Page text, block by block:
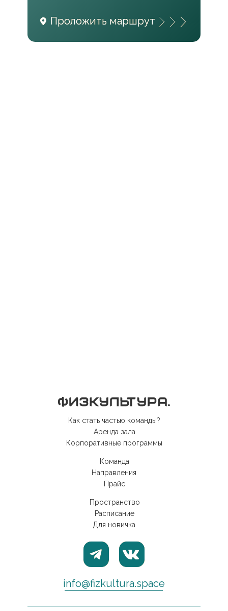
Проложить маршрут
Проложить маршрут
Как стать частью команды?
Аренда зала
Корпоративные программы
Команда
Направления
Прайс
Пространство
Расписание
Для новичка
info@fizkultura.space